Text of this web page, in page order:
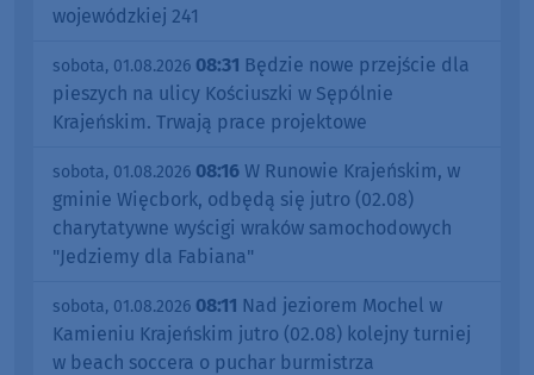
wojewódzkiej 241
sobota, 01.08.2026 08:31 Będzie nowe przejście dla
pieszych na ulicy Kościuszki w Sępólnie
Krajeńskim. Trwają prace projektowe
sobota, 01.08.2026 08:16 W Runowie Krajeńskim, w
gminie Więcbork, odbędą się jutro (02.08)
charytatywne wyścigi wraków samochodowych
"Jedziemy dla Fabiana"
sobota, 01.08.2026 08:11 Nad jeziorem Mochel w
Kamieniu Krajeńskim jutro (02.08) kolejny turniej
w beach soccera o puchar burmistrza